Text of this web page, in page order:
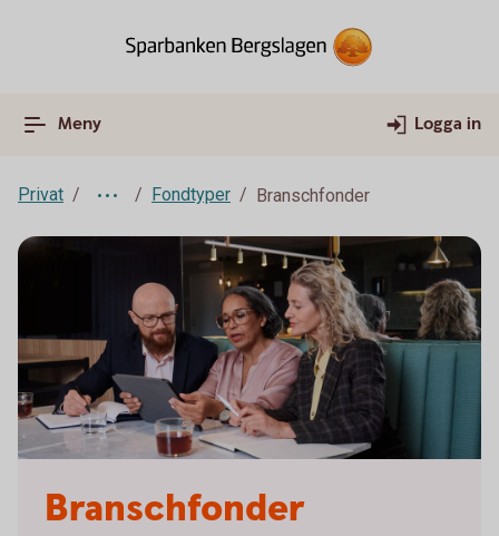
Meny Logga in
Privat Fondtyper Branschfonder
Branschfonder